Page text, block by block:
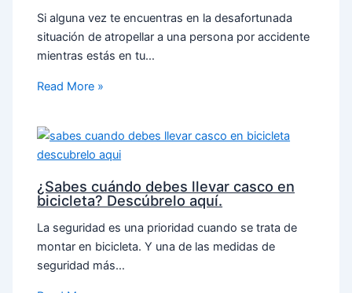
Si alguna vez te encuentras en la desafortunada
situación de atropellar a una persona por accidente
mientras estás en tu…
Read More »
¿Sabes cuándo debes llevar casco en
bicicleta? Descúbrelo aquí.
La seguridad es una prioridad cuando se trata de
montar en bicicleta. Y una de las medidas de
seguridad más…